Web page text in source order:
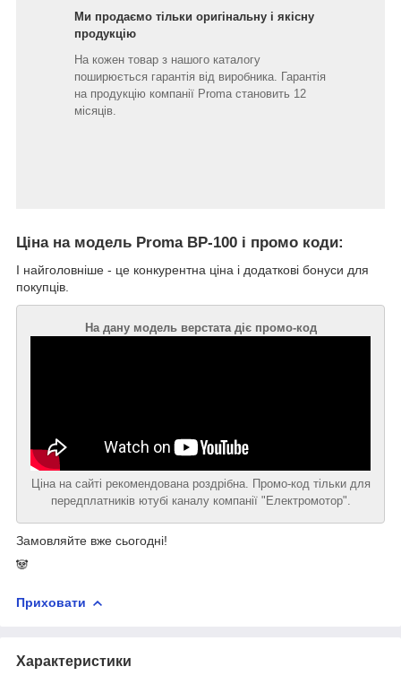
Ми продаємо тільки оригінальну і якісну
продукцію
На кожен товар з нашого каталогу
поширюється гарантія від виробника. Гарантія
на продукцію компанії Proma становить 12
місяців.
Ціна на модель Proma BP-100 і промо коди:
І найголовніше - це конкурентна ціна і додаткові бонуси для
покупців.
На дану модель верстата діє промо-код
Ціна на сайті рекомендована роздрібна. Промо-код тільки для
передплатників ютубі каналу компанії "Електромотор".
Замовляйте вже сьогодні!
🐼
Приховати
Характеристики